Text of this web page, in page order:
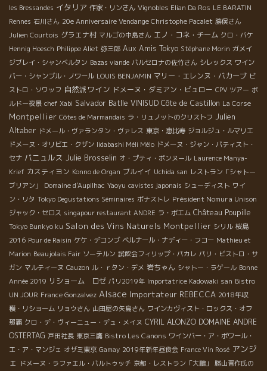
ところの区画で糖度が比較的低くく収穫した葡萄を使用するな
ど、ジャンクロードがいろいろ工夫をしてます。 まだ、アルコー
ル発酵がすべて終わっていない状況なので最終的にどの程度の度
数になるかわかりません。 ジャンクロード曰く 『比較的、力強い
スタイルになりそうだけど12.5度前後の果実味タップリで、フレ
ッシュな酸もキリットありの内容の詰まったワインになりそうで
す。』 『今までになかった、力強さとフレッシュさが同居する素
晴らしい特別なヌーヴォーになるでしょう！ コロナで、やや停滞
した気分を、この2020年ヌーヴォーで解禁と同時にすべてを一新
できるような最高のヌーヴォーを送り届けます！楽しんでもらえ
ると思います』 ★2020年ヌーヴォーは確実性の男ジャンクロー
ド・ラパュ ワインは人だ。 テロワール、葡萄木、微気象（ミク
ロ・クリマ・宇宙の影響） 動かざる土壌を生かす！ 生き物の葡萄
木に馴染み、諸々の気象に耐えうるように寄添う！ 天からの贈り
物は“光”！ 天からの試練は、湿気、雹、冷害、猛暑！ 一年間、色
んな条件下をすべて受け容れて、可能な限り健全な葡萄を育てる
のは、人だ。 だから、信頼できる健全で確実性の人柄が大切！！
そんな男が造ったヌーヴォーは、トビッキリ美味しいにきまって
いる！！
les Bressandes イタリア 作家・リンさん Vignobles Elian Da Ros LE BARATIN
Rennes 石川さん 20e Anniversaire Vendange Christophe Pacalet 勝俣さん
Julien Courtois グラエナ村 マルゴの中島さん エノ・コネ・チーム クロ・バケ
Hennig Hoesch Philippe Aliet 弥三郎 Aux Amis Tokyo Stéphane Morin ガメイ
ジブレイ・シャンベルタン Bazas viande バルセロナの佐竹さん シレックス ワイン
バー・シャンブル・ノワール LOUIS BENJAMIN マリー・エレンヌ・バカーブ ビ
ストロ・ソワッフ 自然派ワイン ドメーヌ・ダミアン・ビュロー CPV ツアー ボ
ルドー夜景 chef Xabi Salvador Batlle VINISUD Côte de Castillon La Corse
Montpellier Côtes de Marmandais ラ・リュノットのクリストフ Julien
Altaber ドメール・ヴァランタン・ヴァレス 東京・恵比寿 ジョルジュ・ルマリエ
ドメーヌ・オリビエ・クザン Iidabashi Méli Mélo ドメーヌ・ジャン・バティスト・
セナ バニュルス Julie Brosselin オ・プティ・ボンヌール Laurence Manya-
Krief カスティヨン Konno de Organ ブルイイ Uchida san レストラン「シャトー
ブリアン」
Domaine d'Aupilhac Yaoyu cavistes japonais シューディスト ワイ
ン・リタ Tokyo Degustations Séminaires ボナストレ Président Nomura Unison
ジャック・セロス singapour restaurant ANDRE ラ・ボエム Château Poupille
Tokyo Bunkyo ku Salon des Vins Naturels Montpellier シリル 桜島
2016 Pour de Raisin ケケ・デコンブ ベルナール・ナディー・フコー Mathieu et
Marion Beaujolais Fair ソーテルン 試飲会フィリップ・パカレ パリ・ビストロ・サ
ガン マルティーヌ Cauzon ル・ｒタン・デメ 岩ちゃん シャトー・ラゲール Bonne
Année 2019 リショーム ロゼ パリ2019年 Importatrice Kadowaki san Bistro
UN JOUR France Gonzalvez Alsace Importateur REBECCA 2018年収
穫・リショーム リョウさん 山田屋の矢島さん ワインカヴィスト・ロックス・オフ
那覇 クロ・デ・ヴィーニュー・デュ・メイヌ CYRIL ALONZO DOMAINE ANDRE
OSTERTAG 戸田社長 東京三鷹 Bistro Les Canons ワインバー・ア・ボワール・
エ・ア・マンジェ オザミ東京 Gamay 2019年新年昼食会 France Vin Rosé アンジ
ェ
ドメーヌ・ラファエル・バルトゥッチ 京都・レストラン「大鵬」
勝山晋作氏の